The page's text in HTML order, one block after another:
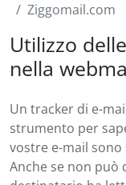
Ziggomail.com
Utilizzo
nella
Un tracker di e-
strumento per
vostre e-mail
Anche se non può